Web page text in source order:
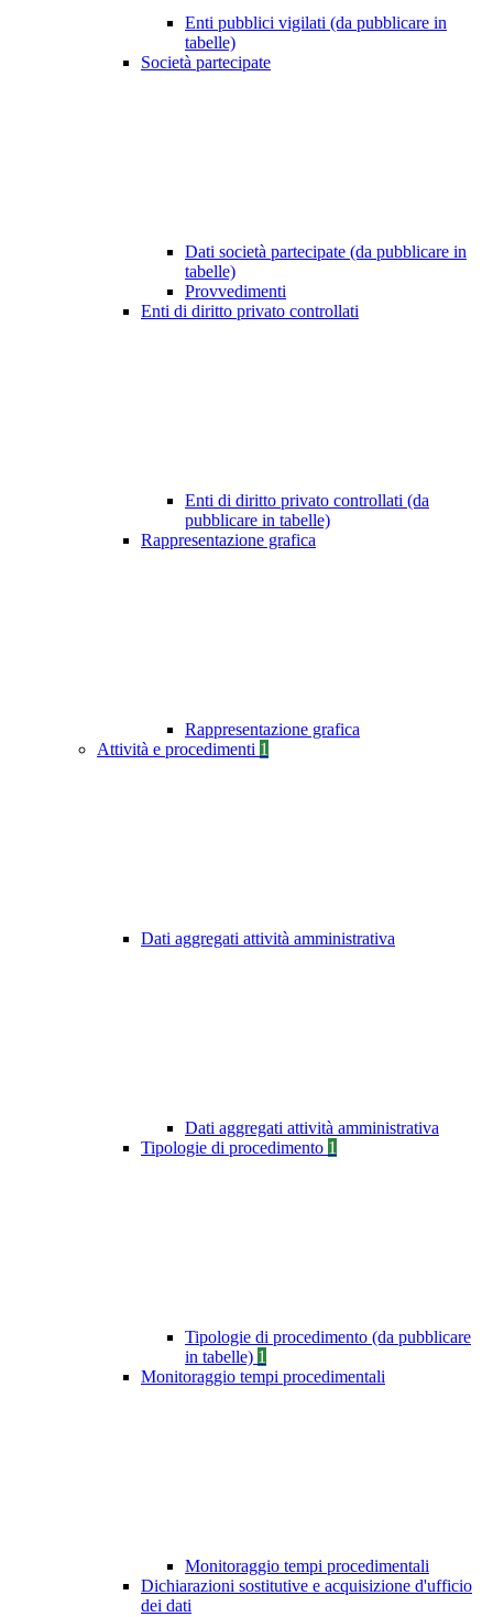
Enti pubblici vigilati (da pubblicare in
tabelle)
Società partecipate
Dati società partecipate (da pubblicare in
tabelle)
Provvedimenti
Enti di diritto privato controllati
Enti di diritto privato controllati (da
pubblicare in tabelle)
Rappresentazione grafica
Rappresentazione grafica
Attività e procedimenti 1
Dati aggregati attività amministrativa
Dati aggregati attività amministrativa
Tipologie di procedimento 1
Tipologie di procedimento (da pubblicare
in tabelle) 1
Monitoraggio tempi procedimentali
Monitoraggio tempi procedimentali
Dichiarazioni sostitutive e acquisizione d'ufficio
dei dati